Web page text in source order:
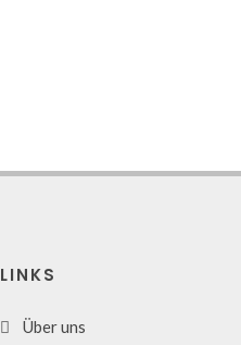
LINKS
Über uns